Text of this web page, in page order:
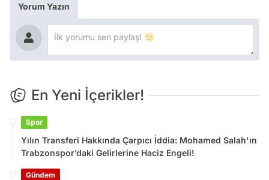
Yorum Yazın
En Yeni İçerikler!
Spor
Yılın Transferi Hakkında Çarpıcı İddia: Mohamed Salah'ın
Trabzonspor’daki Gelirlerine Haciz Engeli!
Gündem